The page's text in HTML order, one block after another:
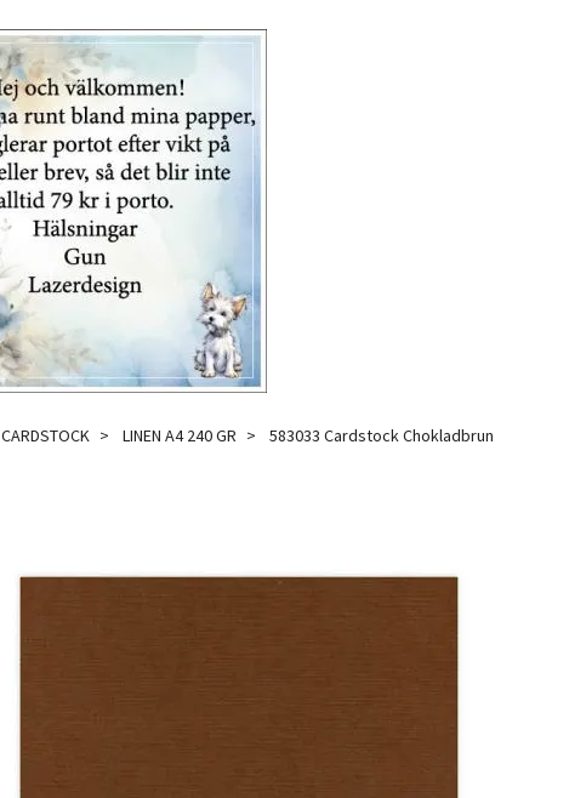
CARDSTOCK LINEN A4 240 GR 583033 Cardstock Chokladbrun